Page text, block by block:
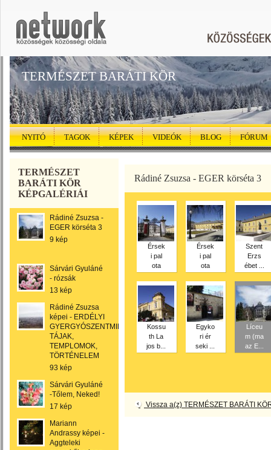
TERMÉSZET BARÁTI KÖR
NYITÓ TAGOK KÉPEK VIDEÓK BLOG FÓRUM
TERMÉSZET
BARÁTI KÖR
KÉPGALÉRIÁI
Rádiné Zsuzsa -
EGER körséta 3
9 kép
Sárvári Gyuláné
- rózsák
13 kép
Rádiné Zsuzsa
képei - ERDÉLYI
GYERGYÓSZENTMIKLÓSI
TÁJAK,
TEMPLOMOK,
TÖRTÉNELEM
93 kép
Sárvári Gyuláné
-Tőlem, Neked!
17 kép
Mariann
Andrassy képei -
Aggteleki
Rádiné Zsuzsa - EGER körséta 3
Érsek
i pal
ota
Érsek
i pal
ota
Szent
Erzs
ébet ...
Kossu
th La
jos b...
Egyko
ri ér
seki ...
Líceu
m (ma
az E...
Vissza a(z) TERMÉSZET BARÁTI